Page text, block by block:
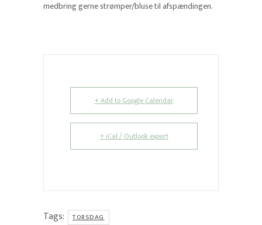
medbring gerne strømper/bluse til afspændingen.
+ Add to Google Calendar
+ iCal / Outlook export
Tags: TORSDAG